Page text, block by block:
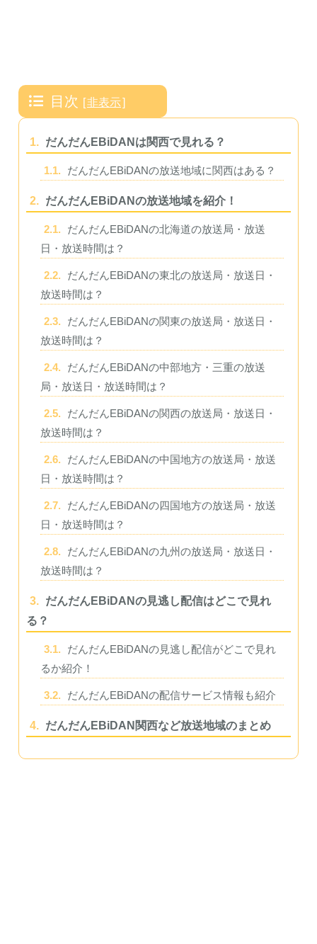
目次 [非表示]
1. だんだんEBiDANは関西で見れる？
1.1. だんだんEBiDANの放送地域に関西はある？
2. だんだんEBiDANの放送地域を紹介！
2.1.
だんだんEBiDANの北海道の放送局・放送
日・放送時間は？
2.2.
だんだんEBiDANの東北の放送局・放送日・
放送時間は？
2.3.
だんだんEBiDANの関東の放送局・放送日・
放送時間は？
2.4.
だんだんEBiDANの中部地方・三重の放送
局・放送日・放送時間は？
2.5.
だんだんEBiDANの関西の放送局・放送日・
放送時間は？
2.6.
だんだんEBiDANの中国地方の放送局・放送
日・放送時間は？
2.7.
だんだんEBiDANの四国地方の放送局・放送
日・放送時間は？
2.8.
だんだんEBiDANの九州の放送局・放送日・
放送時間は？
3. だんだんEBiDANの見逃し配信はどこで見れ
る？
3.1.
だんだんEBiDANの見逃し配信がどこで見れ
るか紹介！
3.2. だんだんEBiDANの配信サービス情報も紹介
4. だんだんEBiDAN関西など放送地域のまとめ